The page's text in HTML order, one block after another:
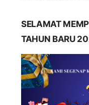
SELAMAT
TAHUN BARU